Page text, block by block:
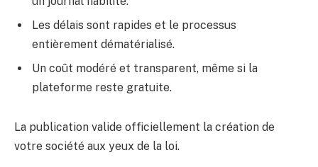
Les délais sont rapides et le processus
entièrement dématérialisé.
Un coût modéré et transparent, même si la
plateforme reste gratuite.
La publication valide officiellement la création de
votre société aux yeux de la loi.